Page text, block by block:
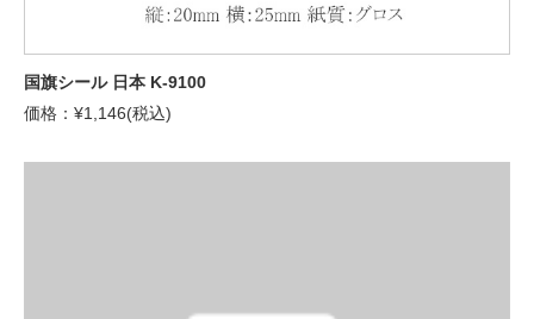
国旗シール 日本 K-9100
価格：¥1,146(税込)